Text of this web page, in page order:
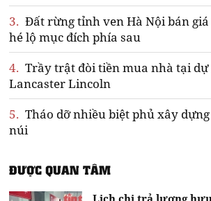
3. Đất rừng tỉnh ven Hà Nội bán
hé lộ mục đích phía sau
4. Trầy trật đòi tiền mua nhà tại dự
Lancaster Lincoln
5. Tháo dỡ nhiều biệt phủ xây
núi
ĐƯỢC QUAN TÂM